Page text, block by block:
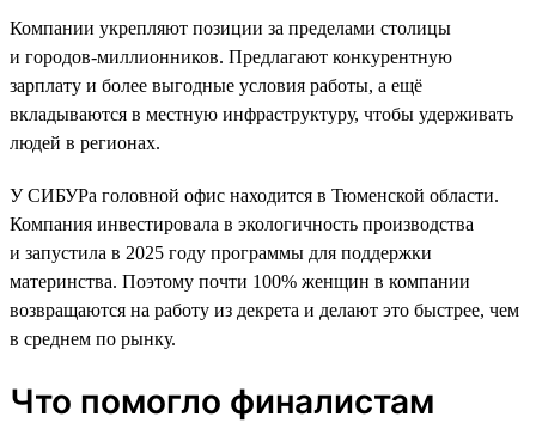
Компании укрепляют позиции за пределами столицы
и городов-миллионников. Предлагают конкурентную
зарплату и более выгодные условия работы, а ещё
вкладываются в местную инфраструктуру, чтобы удерживать
людей в регионах.
У СИБУРа головной офис находится в Тюменской области.
Компания инвестировала в экологичность производства
и запустила в 2025 году программы для поддержки
материнства. Поэтому почти 100% женщин в компании
возвращаются на работу из декрета и делают это быстрее, чем
в среднем по рынку.
Что помогло финалистам